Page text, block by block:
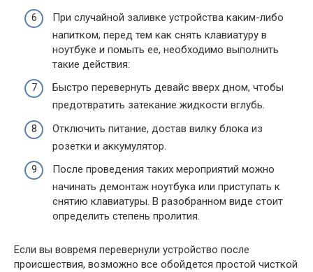
При случайной заливке устройства каким-либо
напитком, перед тем как снять клавиатуру в
ноутбуке и помыть ее, необходимо выполнить
такие действия:
Быстро перевернуть девайс вверх дном, чтобы
предотвратить затекание жидкости вглубь.
Отключить питание, достав вилку блока из
розетки и аккумулятор.
После проведения таких мероприятий можно
начинать демонтаж ноутбука или приступать к
снятию клавиатуры. В разобранном виде стоит
определить степень пролития.
Если вы вовремя перевернули устройство после
происшествия, возможно все обойдется простой чисткой